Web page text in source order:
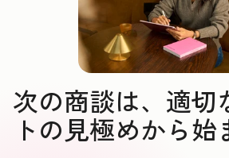
次の商談は、適切
トの見極めから始